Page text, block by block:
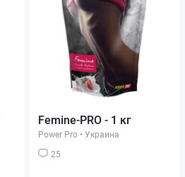
Femine-PRO - 1 кг
Power Pro • Украина
25